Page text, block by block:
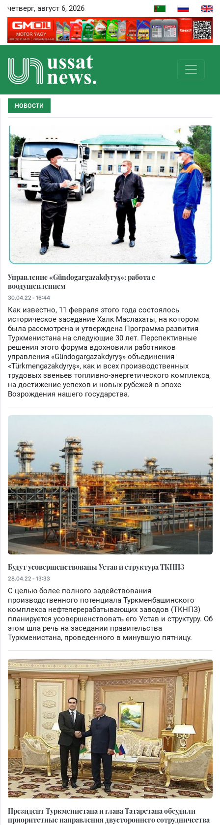
четверг, август 6, 2026
НОВОСТИ
Управление «Gündogargazakdyryş»: работа с
воодушевлением
30.04.22 - 16:44
Как известно, 11 февраля этого года состоялось
историческое заседание Халк Маслахаты, на котором
была рассмотрена и утверждена Программа развития
Туркменистана на следующие 30 лет. Перспективные
решения этого форума вдохновили работников
управления «Gündogargazakdyryş» объединения
«Türkmengazakdyryş», как и всех производственных
трудовых звеньев топливно-энергетического комплекса,
на достижение успехов и новых рубежей в эпохе
Возрождения нашего государства.
Будут усовершенствованы Устав и структура ТКНПЗ
28.04.22 - 13:33
С целью более полного задействования
производственного потенциала Туркменбашинского
комплекса нефтеперерабатывающих заводов (ТКНПЗ)
планируется усовершенствовать его Устав и структуру. Об
этом шла речь на заседании правительства
Туркменистана, проведенного в минувшую пятницу.
Президент Туркменистана и глава Татарстана обсудили
приоритетные направления двустороннего сотрудничества